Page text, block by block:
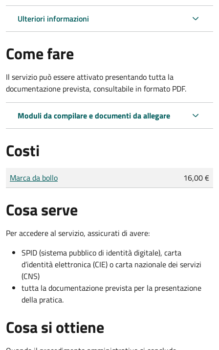
Ulteriori informazioni
Come fare
Il servizio può essere attivato presentando tutta la
documentazione prevista, consultabile in formato PDF.
Moduli da compilare e documenti da allegare
Costi
Tipo di pagamento
Importo
Marca da bollo 16,00 €
Cosa serve
Per accedere al servizio, assicurati di avere:
SPID (sistema pubblico di identità digitale), carta
d’identità elettronica (CIE) o carta nazionale dei servizi
(CNS)
tutta la documentazione prevista per la presentazione
della pratica.
Cosa si ottiene